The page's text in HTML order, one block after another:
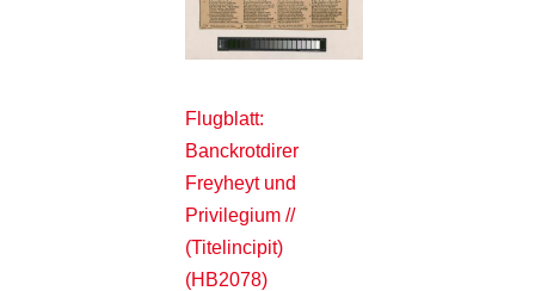
Flugblatt:
Banckrotdirer
Freyheyt und
Privilegium //
(Titelincipit)
(HB2078)